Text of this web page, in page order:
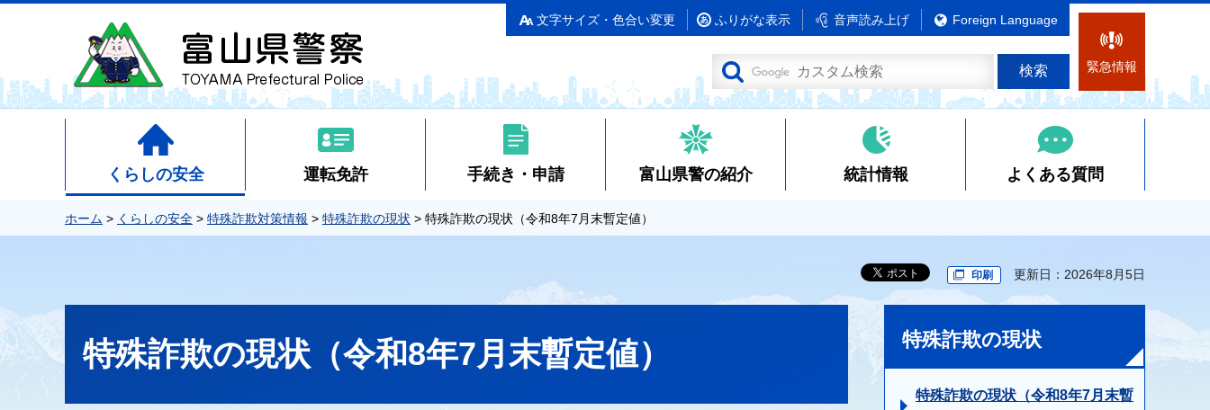
緊急情報
文字サイズ・色合い変更 ふりがな表示 音声読み上げ Foreign Language
くらしの安全 運転免許 手続き・申請 富山県警の紹介 統計情報 よくある質問
ホーム > くらしの安全 > 特殊詐欺対策情報 > 特殊詐欺の現状 > 特殊詐欺の現状（令和8年7月末暫定値）
印刷 更新日：2026年8月5日
特殊詐欺の現状（令和8年7月末暫定値） 特殊詐欺の現状
特殊詐欺の現状（令和8年7月末暫